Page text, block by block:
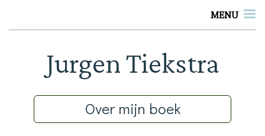
MENU
Jurgen Tiekstra
Over mijn boek